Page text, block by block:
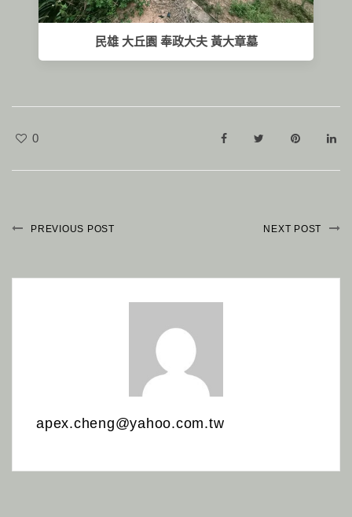
民雄 大丘園 奉政大夫 黃大章墓
0
PREVIOUS POST NEXT POST
apex.cheng@yahoo.com.tw